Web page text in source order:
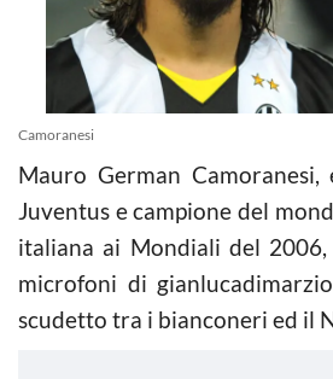
Camoranesi
Mauro German Camoranesi,
Juventus e campione del
italiana ai Mondiali del
microfoni di
scudetto tra i bianconeri ed il